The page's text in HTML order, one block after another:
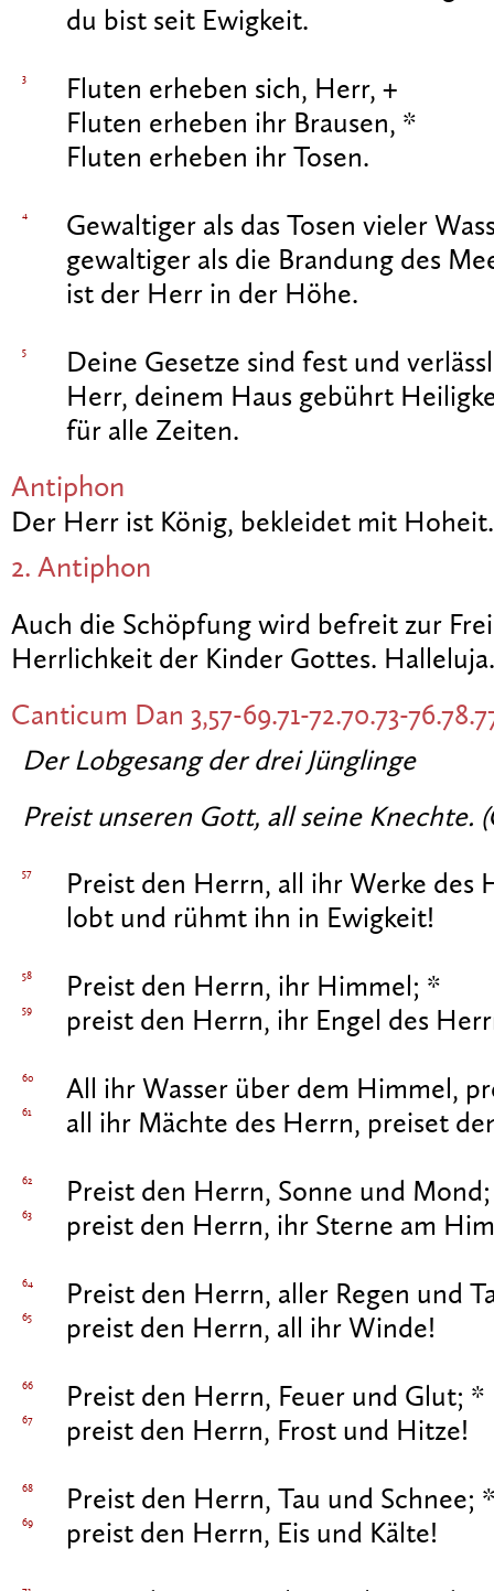
du bist seit Ewigkeit.
3
Fluten erheben sich, Herr, +
Fluten erheben ihr Brausen, *
Fluten erheben ihr Tosen.
4
Gewaltiger als das Tosen vieler
gewaltiger als die Brandung des
ist der Herr in der Höhe.
5
Deine Gesetze sind fest und
Herr, deinem Haus gebührt
für alle Zeiten.
Antiphon
Der Herr ist König, bekleidet mit
2. Antiphon
Auch die Schöpfung wird befreit zur
Herrlichkeit der Kinder Gottes. Halleluja.
Canticum Dan 3,57-69.71-72.70.73-
Der Lobgesang der drei Jünglinge
Preist unseren Gott, all seine Knechte.
57
Preist den Herrn, all ihr Werke des
lobt und rühmt ihn in Ewigkeit!
58 Preist den Herrn, ihr Himmel; *
59 preist den Herrn, ihr Engel des
60 All ihr Wasser über dem Himmel,
61 all ihr Mächte des Herrn, preiset
62 Preist den Herrn, Sonne und
63 preist den Herrn, ihr Sterne am
64 Preist den Herrn, aller Regen und
65 preist den Herrn, all ihr Winde!
66 Preist den Herrn, Feuer und Glut; *
67 preist den Herrn, Frost und Hitze!
68 Preist den Herrn, Tau und Schnee;
69 preist den Herrn, Eis und Kälte!